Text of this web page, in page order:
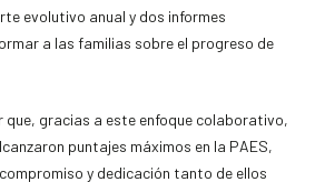
evolutivo anual y dos informes
a las familias sobre el progreso de
que, gracias a este enfoque colaborativo,
puntajes máximos en la PAES,
y dedicación tanto de ellos